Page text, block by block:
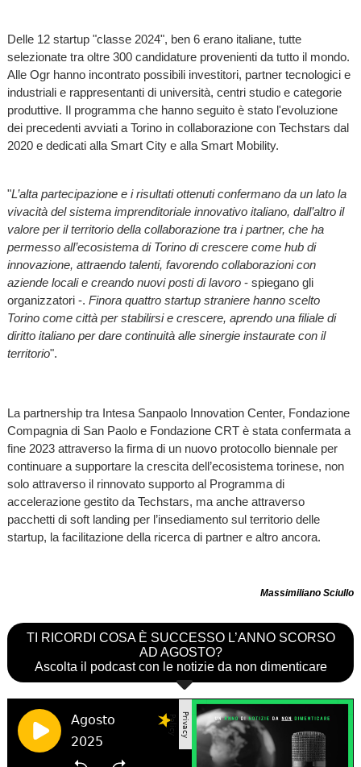
Delle 12 startup "classe 2024", ben 6 erano italiane, tutte
selezionate tra oltre 300 candidature provenienti da tutto il mondo.
Alle Ogr hanno incontrato possibili investitori, partner tecnologici e
industriali e rappresentanti di università, centri studio e categorie
produttive. Il programma che hanno seguito è stato l'evoluzione
dei precedenti avviati a Torino in collaborazione con Techstars dal
2020 e dedicati alla Smart City e alla Smart Mobility.
"L’alta partecipazione e i risultati ottenuti confermano da un lato la
vivacità del sistema imprenditoriale innovativo italiano, dall’altro il
valore per il territorio della collaborazione tra i partner, che ha
permesso all’ecosistema di Torino di crescere come hub di
innovazione, attraendo talenti, favorendo collaborazioni con
aziende locali e creando nuovi posti di lavoro- spiegano gli
organizzatori -. Finora quattro startup straniere hanno scelto
Torino come città per stabilirsi e crescere, aprendo una filiale di
diritto italiano per dare continuità alle sinergie instaurate con il
territorio".
La partnership tra Intesa Sanpaolo Innovation Center, Fondazione
Compagnia di San Paolo e Fondazione CRT è stata confermata a
fine 2023 attraverso la firma di un nuovo protocollo biennale per
continuare a supportare la crescita dell’ecosistema torinese, non
solo attraverso il rinnovato supporto al Programma di
accelerazione gestito da Techstars, ma anche attraverso
pacchetti di soft landing per l’insediamento sul territorio delle
startup, la facilitazione della ricerca di partner e altro ancora.
Massimiliano Sciullo
TI RICORDI COSA È SUCCESSO L’ANNO SCORSO
AD AGOSTO?
Ascolta il podcast con le notizie da non dimenticare